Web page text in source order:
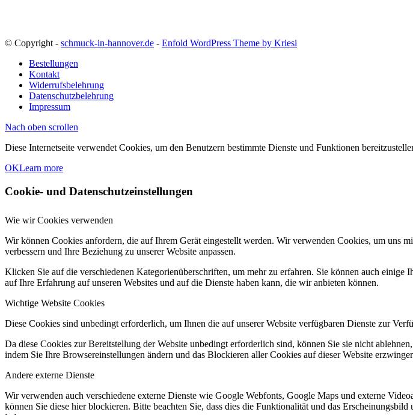
© Copyright - schmuck-in-hannover.de - Enfold WordPress Theme by Kriesi
Bestellungen
Kontakt
Widerrufsbelehrung
Datenschutzbelehrung
Impressum
Nach oben scrollen
Diese Internetseite verwendet Cookies, um den Benutzern bestimmte Dienste und Funktionen
OKLearn more
Cookie- und Datenschutzeinstellungen
Wie wir Cookies verwenden
Wir können Cookies anfordern, die auf Ihrem Gerät eingestellt werden. Wir verwenden Cookies, um uns
verbessern und Ihre Beziehung zu unserer Website anpassen.
Klicken Sie auf die verschiedenen Kategorienüberschriften, um mehr zu erfahren. Sie können auch
auf Ihre Erfahrung auf unseren Websites und auf die Dienste haben kann, die wir anbieten können.
Wichtige Website Cookies
Diese Cookies sind unbedingt erforderlich, um Ihnen die auf unserer Website verfügbaren Dienste zur
Da diese Cookies zur Bereitstellung der Website unbedingt erforderlich sind, können Sie sie nicht
indem Sie Ihre Browsereinstellungen ändern und das Blockieren aller Cookies auf dieser Website
Andere externe Dienste
Wir verwenden auch verschiedene externe Dienste wie Google Webfonts, Google Maps und externe
können Sie diese hier blockieren. Bitte beachten Sie, dass dies die Funktionalität und das